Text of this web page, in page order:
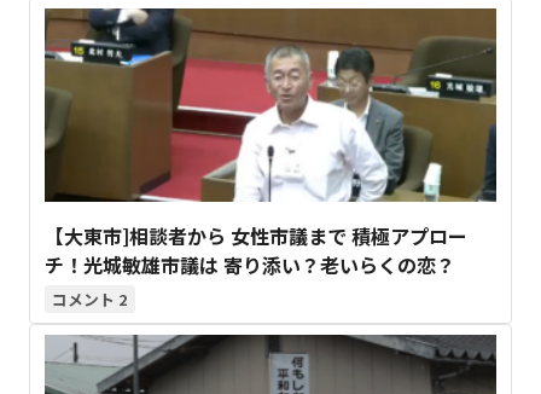
【大東市]相談者から 女性市議まで 積極アプロー
チ！光城敏雄市議は 寄り添い？老いらくの恋？
2